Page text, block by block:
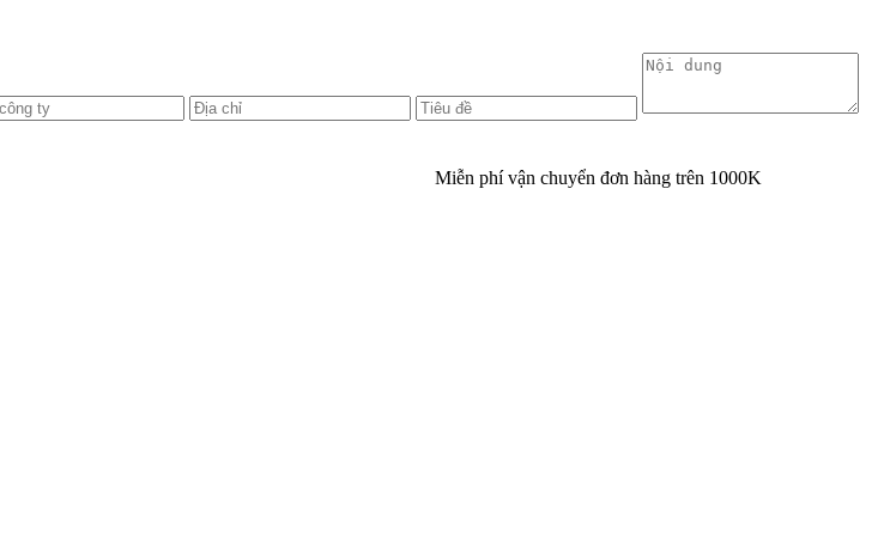
Miễn phí vận chuyển đơn hàng trên1000K